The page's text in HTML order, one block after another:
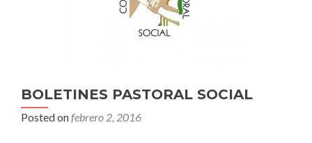
BOLETINES PASTORAL SOCIAL
Posted onfebrero 2, 2016